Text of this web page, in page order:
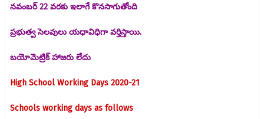
నవంబర్ 22 వరకు ఇలాగే కొనసాగుతోంది
ప్రభుత్వ సెలవులు యధావిధిగా వర్తిస్తాయి.
బయోమెట్రిక్ హాజరు లేదు
High School Working Days 2020-21
Schools working days as follows